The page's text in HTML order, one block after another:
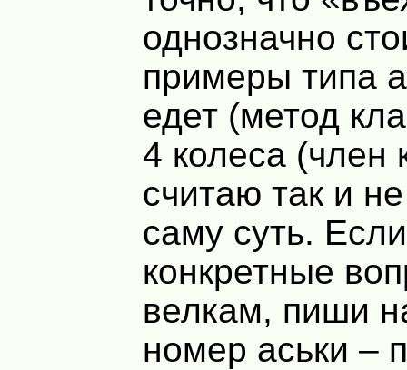
однозначно
примеры типа
едет (метод
4 колеса (член
считаю так и
саму суть.
конкретные
велкам, пиши
номер аськи –